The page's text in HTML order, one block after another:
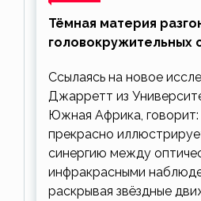
Тёмная материя
головокружительных
Ссылаясь на новое
Джарретт из
Южная Африка, говорит:
прекрасно
синергию между
инфракрасными
раскрывая звёздные